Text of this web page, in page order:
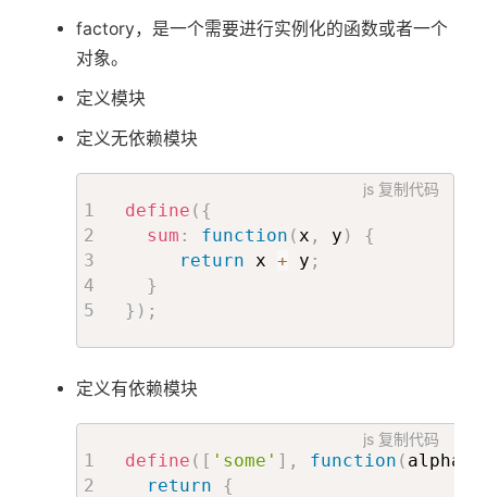
factory，是一个需要进行实例化的函数或者一个
对象。
定义模块
定义无依赖模块
js 复制代码
define ( {
sum : function (x , y )
{
return x + y ;
}
} ) ;
定义有依赖模块
js 复制代码
define ( [ 'some' ] , function ( alpha
return
{